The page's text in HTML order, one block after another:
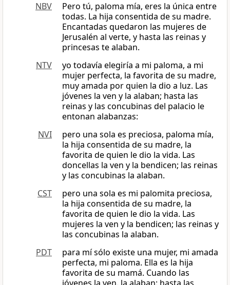
NBV
Pero tú, paloma mía, eres la única entre
todas. La hija consentida de su madre.
Encantadas quedaron las mujeres de
Jerusalén al verte, y hasta las reinas y
princesas te alaban.
NTV
yo todavía elegiría a mi paloma, a mi
mujer perfecta, la favorita de su madre,
muy amada por quien la dio a luz. Las
jóvenes la ven y la alaban; hasta las
reinas y las concubinas del palacio le
entonan alabanzas:
NVI
pero una sola es preciosa, paloma mía,
la hija consentida de su madre, la
favorita de quien le dio la vida. Las
doncellas la ven y la bendicen; las reinas
y las concubinas la alaban.
CST
pero una sola es mi palomita preciosa,
la hija consentida de su madre, la
favorita de quien le dio la vida. Las
mujeres la ven y la bendicen; las reinas y
las concubinas la alaban.
PDT
para mí sólo existe una mujer, mi amada
perfecta, mi paloma. Ella es la hija
favorita de su mamá. Cuando las